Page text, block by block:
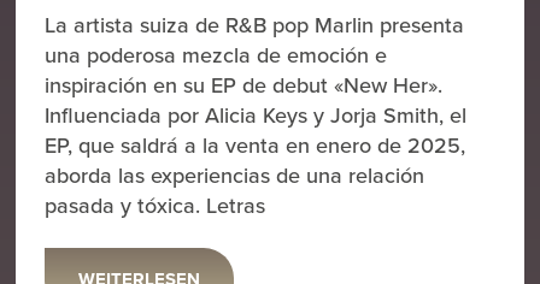
La artista suiza de R&B pop Marlin presenta
una poderosa mezcla de emoción e
inspiración en su EP de debut «New Her».
Influenciada por Alicia Keys y Jorja Smith, el
EP, que saldrá a la venta en enero de 2025,
aborda las experiencias de una relación
pasada y tóxica. Letras
WEITERLESEN